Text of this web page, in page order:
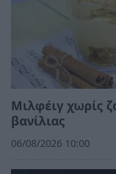
Μιλφέιγ χωρίς
βανίλιας
06/08/2026 10:00